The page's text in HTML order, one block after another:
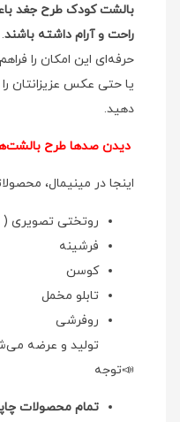
بالشت کودک طرح جغد
راحت و آرام داشته باشند
حرفه‌ای این امکان را
یا حتی عکس عزیزانتان
دهید.
دیدن صدها طرح
اینجا در مینیمال،
روتختی تصویری (
فرشینه
کوسن
تابلو مخمل
روفرشی
تولید و عرضه
📣توجه